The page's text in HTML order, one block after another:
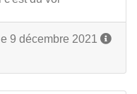
9 décembre 2021